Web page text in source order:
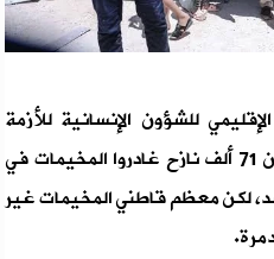
للشؤون الإنسانية للأزمة
السورية، ديفيد كاردن، إن أكثر من 71 ألف نازح غادروا المخيمات في
لكن معظم قاطني المخيمات غير